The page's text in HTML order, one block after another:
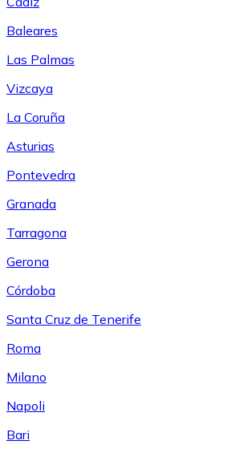
Baleares
Las Palmas
Vizcaya
La Coruña
Asturias
Pontevedra
Granada
Tarragona
Gerona
Córdoba
Santa Cruz de Tenerife
Roma
Milano
Napoli
Bari